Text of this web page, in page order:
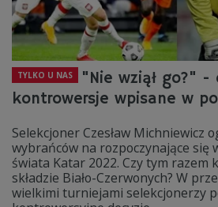
TYLKO U NAS
"Nie wziął go?" -
kontrowersje wpisane w
Selekcjoner Czesław Michniewicz
wybrańców na rozpoczynające się
świata Katar 2022. Czy tym razem
składzie Biało-Czerwonych? W
wielkimi turniejami selekcjonerzy